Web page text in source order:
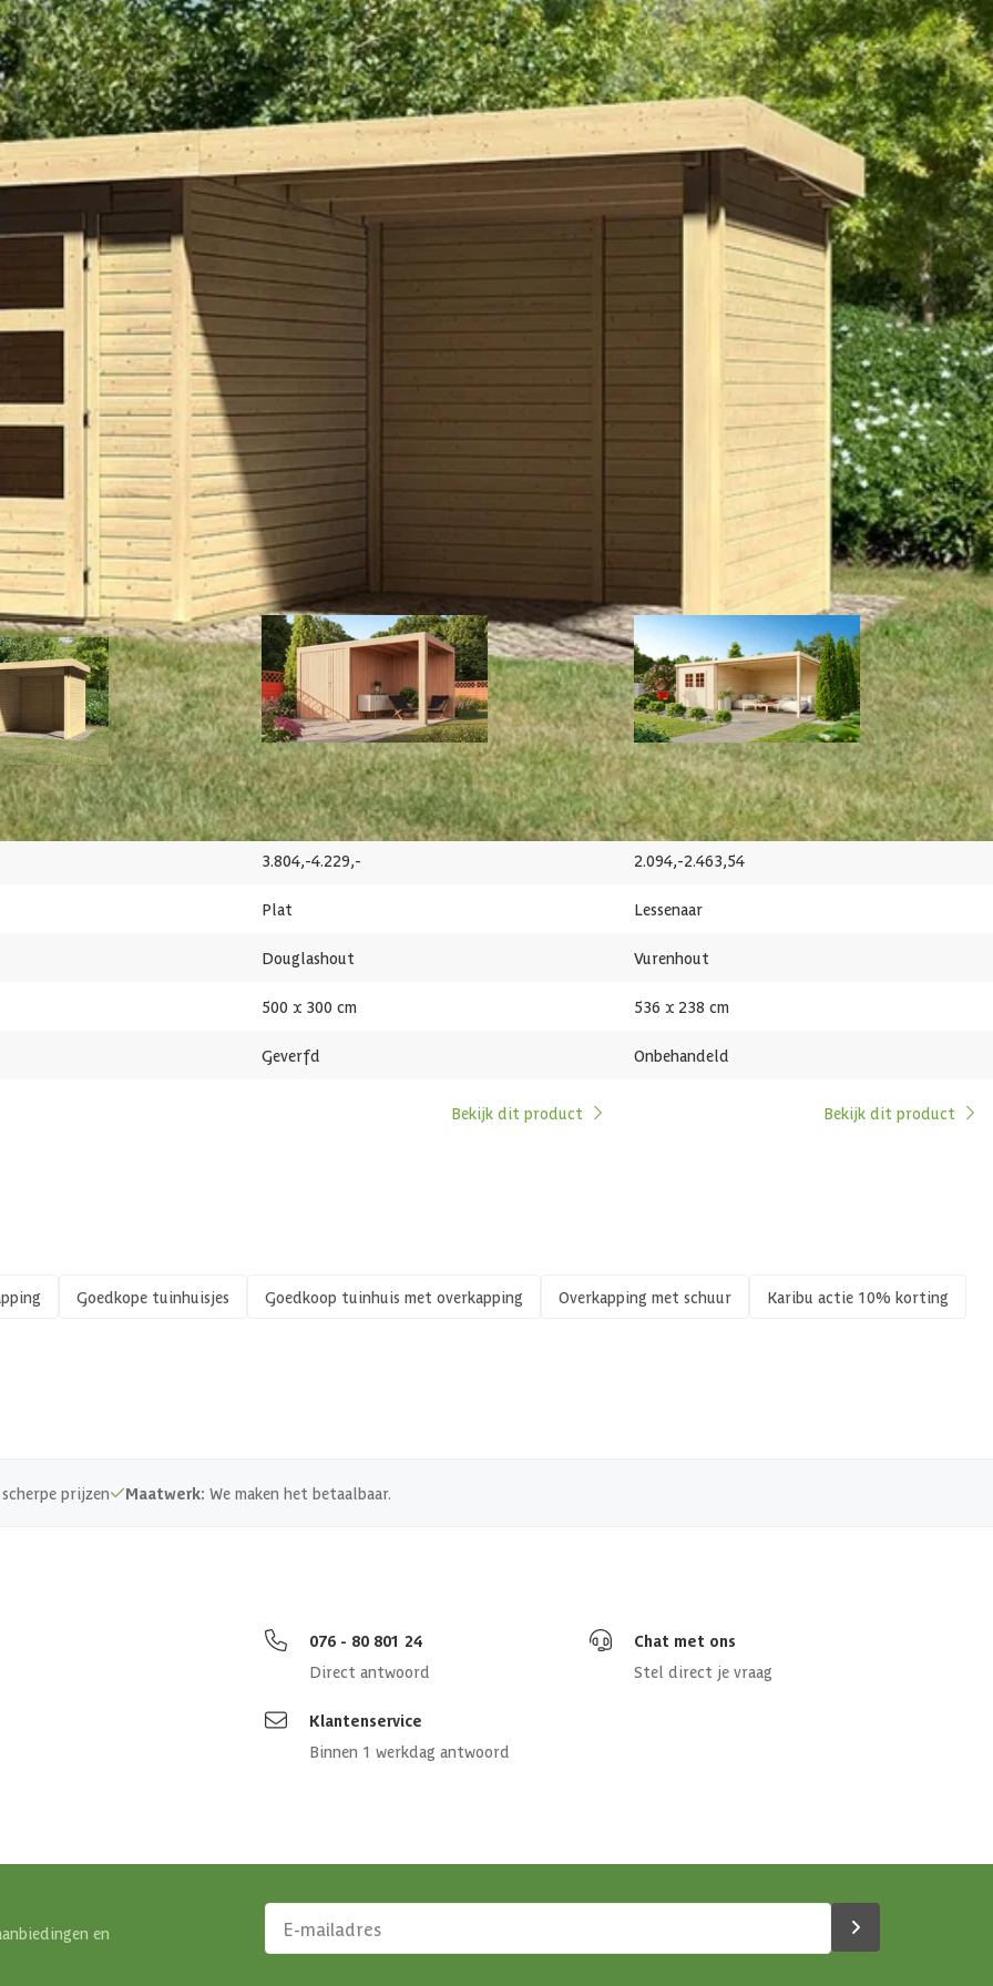
217 cm
211 cm
10 m2
Onbehandeld
Plat
Vurenhout
Blank
Out of stock
17-192-0458-0
4010090777252
139 x 175 cm
Kunststof Glas
Hout
3 tuinhuis met overkapping
WoodAcademy tuinhuis met overkapping Robijn
Excellent 500x300 cm
Debro blokhut met overkapping Nantes 536 x
238 cm
3.804,-4.229,- 2.094,-2.463,54
Plat Lessenaar
Douglashout Vurenhout
500 x 300 cm 536 x 238 cm
Geverfd Onbehandeld
Bekijk dit product Bekijk dit product
Goedkope tuinhuisjes Goedkoop tuinhuis met overkapping Overkapping met schuur Karibu actie 10% korting
prijzen Maatwerk: We maken het betaalbaar.
076 - 80 801 24
Direct antwoord
Chat met ons
Stel direct je vraag
Klantenservice
Binnen 1 werkdag antwoord
en